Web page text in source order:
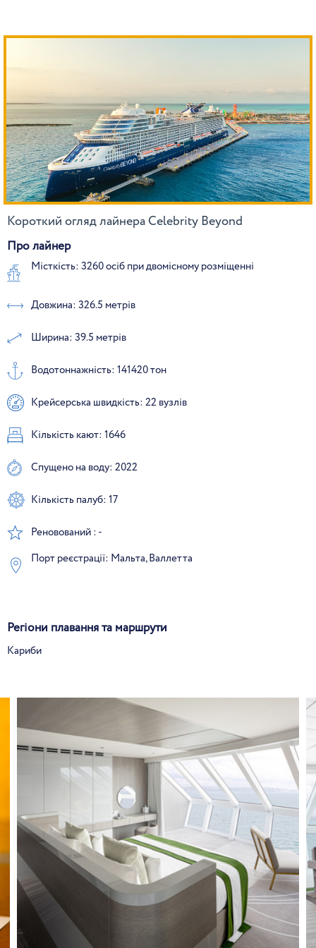
Короткий огляд лайнера Celebrity Beyond
Про лайнер
Місткість: 3260 осіб при двомісному розміщенні
Довжина: 326.5 метрів
Ширина: 39.5 метрів
Водотоннажність: 141420 тон
Крейсерська швидкість: 22 вузлів
Кількість кают: 1646
Спущено на воду: 2022
Кількість палуб: 17
Реновований : -
Порт реєстрації: Мальта, Валлетта
Регіони плавання та маршрути
Кариби